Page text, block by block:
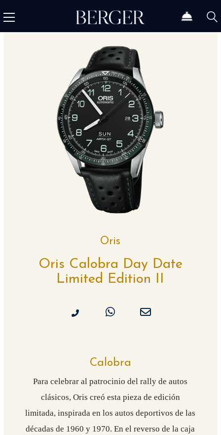
Oris
Oris Calobra Day Date
Limited Edition II
Calobra
Para celebrar al patrocinio del rally de autos
clásicos, Oris creó esta pieza de edición
limitada, inspirada en los autos deportivos de las
décadas de 1960 y 1970. En el reverso de la caja